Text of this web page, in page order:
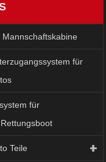
für
für
Teile